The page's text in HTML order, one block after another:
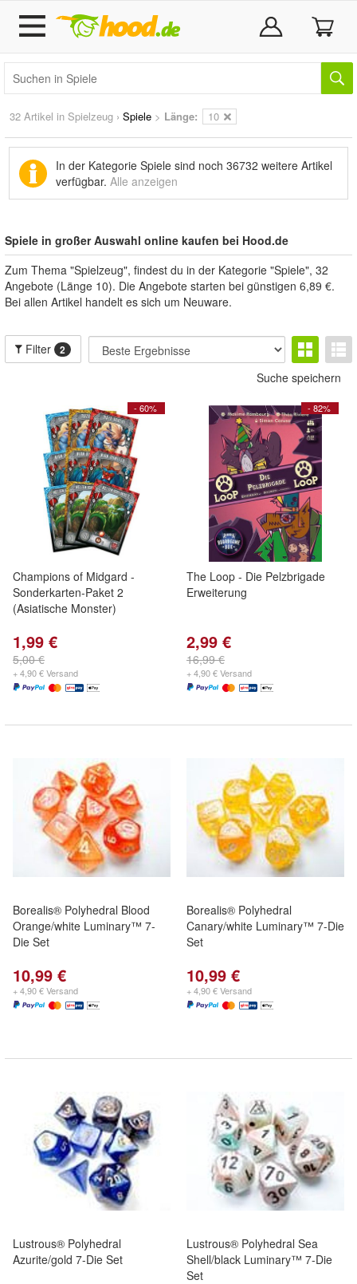
32 Artikel in Spielzeug › Spiele > Länge: 10
In der Kategorie Spiele sind noch 36732 weitere Artikel
verfügbar. Alle anzeigen
Spiele in großer Auswahl online kaufen bei Hood.de
Zum Thema "Spielzeug", findest du in der Kategorie "Spiele", 32
Angebote (Länge 10). Die Angebote starten bei günstigen 6,89 €.
Bei allen Artikel handelt es sich um Neuware.
Filter 2
Suche speichern
- 60%
Champions of Midgard -
Sonderkarten-Paket 2
(Asiatische Monster)
1,99 €
5,00 €
+ 4,90 € Versand
- 82%
The Loop - Die Pelzbrigade
Erweiterung
2,99 €
16,99 €
+ 4,90 € Versand
Borealis® Polyhedral Blood
Orange/white Luminary™ 7-
Die Set
10,99 €
+ 4,90 € Versand
Borealis® Polyhedral
Canary/white Luminary™ 7-Die
Set
10,99 €
+ 4,90 € Versand
Lustrous® Polyhedral
Azurite/gold 7-Die Set
Lustrous® Polyhedral Sea
Shell/black Luminary™ 7-Die
Set